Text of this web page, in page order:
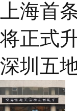
上海首
将正式
深圳五